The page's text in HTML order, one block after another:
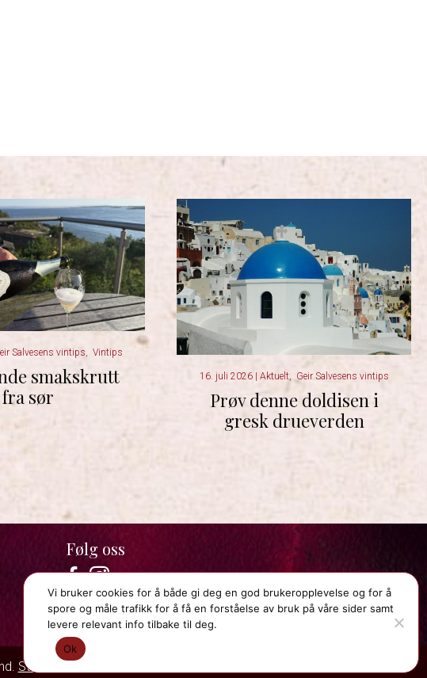
Salvesens vintips Vintips
smakskrutt
fra sør
16. juli 2026 | Aktuelt, Geir Salvesens vintips
Prøv denne doldisen i
gresk drueverden
Følg oss
Facebook
Instagram
Strand & Lund
Vi bruker cookies for å både gi deg en god brukeropplevelse og for å
spore og måle trafikk for å få en forståelse av bruk på våre sider samt
levere relevant info tilbake til deg.
Ok